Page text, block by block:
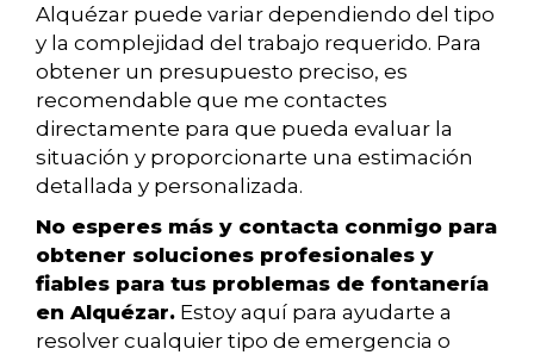
Alquézar puede variar dependiendo del tipo
y la complejidad del trabajo requerido. Para
obtener un presupuesto preciso, es
recomendable que me contactes
directamente para que pueda evaluar la
situación y proporcionarte una estimación
detallada y personalizada.
No esperes más y contacta conmigo para
obtener soluciones profesionales y
fiables para tus problemas de fontanería
en Alquézar. Estoy aquí para ayudarte a
resolver cualquier tipo de emergencia o